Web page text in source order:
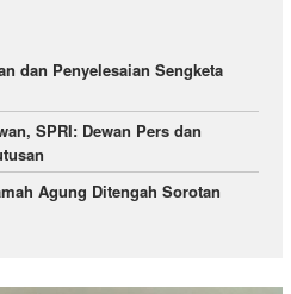
dan Penyelesaian Sengketa
SPRI: Dewan Pers dan
Agung Ditengah Sorotan